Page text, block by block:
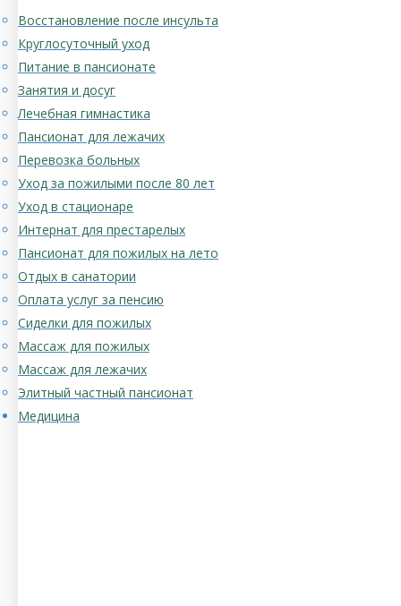
Восстановление после инсульта
Круглосуточный уход
Питание в пансионате
Занятия и досуг
Лечебная гимнастика
Пансионат для лежачих
Перевозка больных
Уход за пожилыми после 80 лет
Уход в стационаре
Интернат для престарелых
Пансионат для пожилых на лето
Отдых в санатории
Оплата услуг за пенсию
Сиделки для пожилых
Массаж для пожилых
Массаж для лежачих
Элитный частный пансионат
Медицина